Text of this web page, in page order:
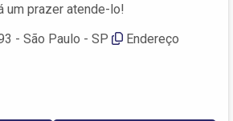
um prazer atende-lo!
- São Paulo - SP
Endereço